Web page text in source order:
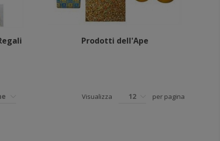
Prodotti dell'Ape
Visualizza 12 per pagina